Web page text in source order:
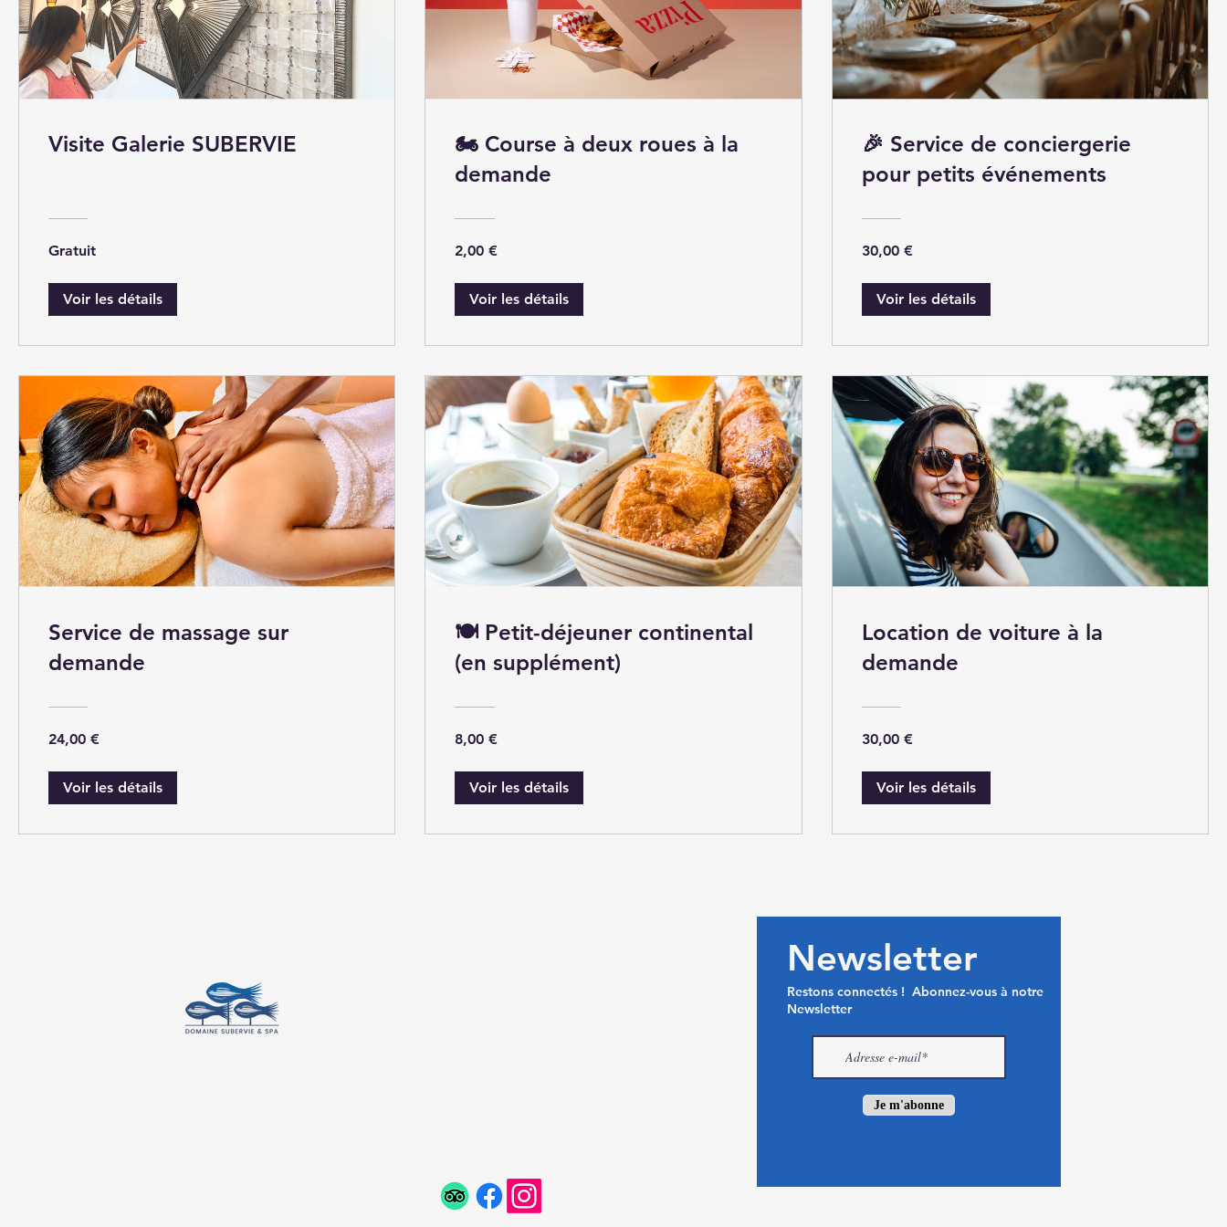
Visite Galerie SUBERVIE
Gratuit
Voir les détails
🏍 Course à deux roues à la
demande
2,00 €
Voir les détails
🎉 Service de conciergerie
pour petits événements
30,00 €
Voir les détails
Service de massage sur
demande
24,00 €
Voir les détails
🍽 Petit-déjeuner continental
(en supplément)
8,00 €
Voir les détails
Location de voiture à la
demande
30,00 €
Voir les détails
Newsletter
Restons connectés ! Abonnez-vous à notre
Newsletter
Je m'abonne